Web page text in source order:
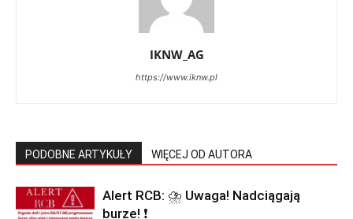
IKNW_AG
https://www.iknw.pl
PODOBNE ARTYKUŁY WIĘCEJ OD AUTORA
Alert RCB: ⛈ Uwaga! Nadciągają
burze! ❗